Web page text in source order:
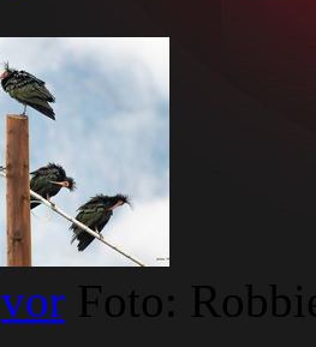
vor Foto: